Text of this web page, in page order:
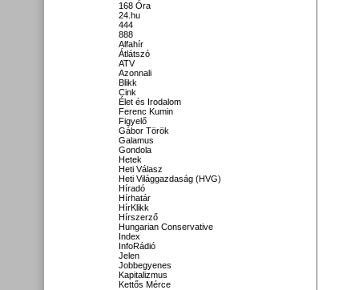
168 Óra
24.hu
444
888
Alfahír
Átlátszó
ATV
Azonnali
Blikk
Cink
Élet és Irodalom
Ferenc Kumin
Figyelő
Gábor Török
Galamus
Gondola
Hetek
Heti Válasz
Heti Világgazdaság (HVG)
Híradó
Hírhatár
HírKlikk
Hírszerző
Hungarian Conservative
Index
InfoRádió
Jelen
Jobbegyenes
Kapitalizmus
Kettős Mérce